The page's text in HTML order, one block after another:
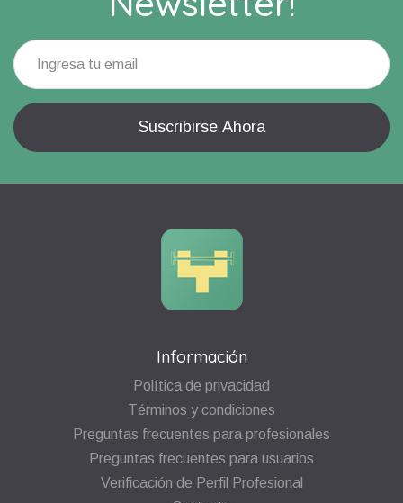
Información
Política de privacidad
Términos y condiciones
Preguntas frecuentes para profesionales
Preguntas frecuentes para usuarios
Verificación de Perfil Profesional